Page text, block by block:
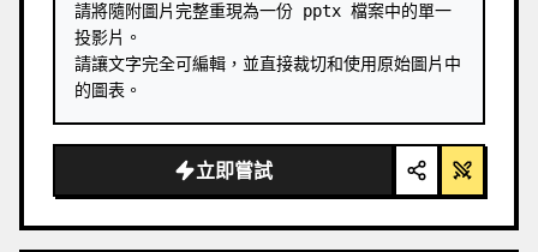
請將隨附圖片完整重現為一份 pptx 檔案中的單一
投影片。
請讓文字完全可編輯，並直接裁切和使用原始圖片中
的圖表。
立即嘗試